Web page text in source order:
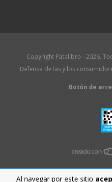
Al navegar por este sitio
Copyright Patalibro - 2026.
Defensa de las y los
Botón de